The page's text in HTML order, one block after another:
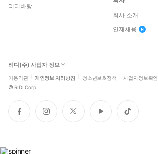
리디바탕
회사 소개
인재채용
리디(주) 사업자 정보
이용약관 개인정보 처리방침 청소년보호정책 사업자정보확인
© RIDI Corp.
페
이
인
스
트
위
유
튜
틱
톡